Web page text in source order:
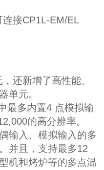
连接CP1L-EM/EL
还新增了高性能、
单元。
最多内置4 点模拟输
的高分辨率。
输入、模拟输入的多
并且，支持最多12
机和烤炉等的多点温